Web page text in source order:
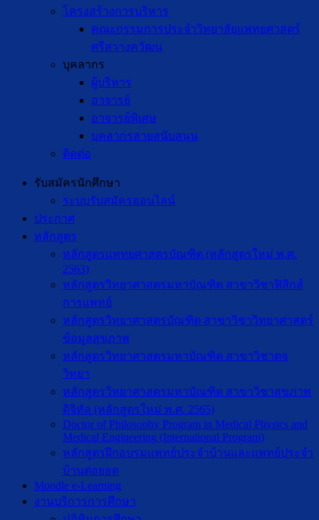
โครงสร้างการบริหาร
คณะกรรมการประจำวิทยาลัยแพทยศาสตร์
ศรีสวางควัฒน
บุคลากร
ผู้บริหาร
อาจารย์
อาจารย์พิเศษ
บุคลากรสายสนับสนุน
ติดต่อ
รับสมัครนักศึกษา
ระบบรับสมัครออนไลน์
ประกาศ
หลักสูตร
หลักสูตรแพทยศาสตรบัณฑิต (หลักสูตรใหม่ พ.ศ.
2563)
หลักสูตรวิทยาศาสตรมหาบัณฑิต สาขาวิชาฟิสิกส์
การแพทย์
หลักสูตรวิทยาศาสตรบัณฑิต สาขาวิชาวิทยาศาสตร์
ข้อมูลสุขภาพ
หลักสูตรวิทยาศาสตรมหาบัณฑิต สาขาวิชาตจ
วิทยา
หลักสูตรวิทยาศาสตรมหาบัณฑิต สาขาวิชาสุขภาพ
ดิจิทัล (หลักสูตรใหม่ พ.ศ. 2565)
Doctor of Philosophy Program in Medical Physics and
Medical Engineering (International Program)
หลักสูตรฝึกอบรมแพทย์ประจำบ้านและแพทย์ประจำ
บ้านต่อยอด
Moodle e-Learning
งานบริการการศึกษา